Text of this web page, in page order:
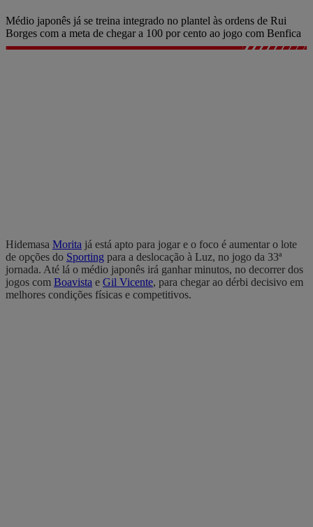
Médio japonês já se treina integrado no plantel às ordens de Rui
Borges com a meta de chegar a 100 por cento ao jogo com Benfica
Hidemasa Morita já está apto para jogar e o foco é aumentar o lote
de opções do Sporting para a deslocação à Luz, no jogo da 33ª
jornada. Até lá o médio japonês irá ganhar minutos, no decorrer dos
jogos com Boavista e Gil Vicente, para chegar ao dérbi decisivo em
melhores condições físicas e competitivos.